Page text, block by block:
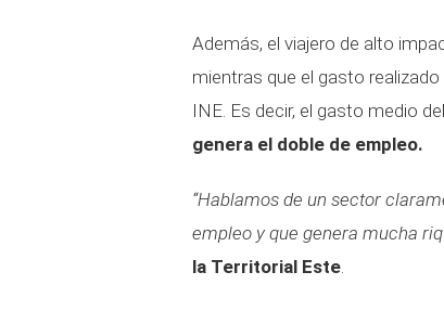
Además, el viajero de alto
mientras que el gasto
INE. Es decir, el gasto medio del
genera el doble de empleo.
“Hablamos de un sector
empleo y que genera mucha
la Territorial Este.